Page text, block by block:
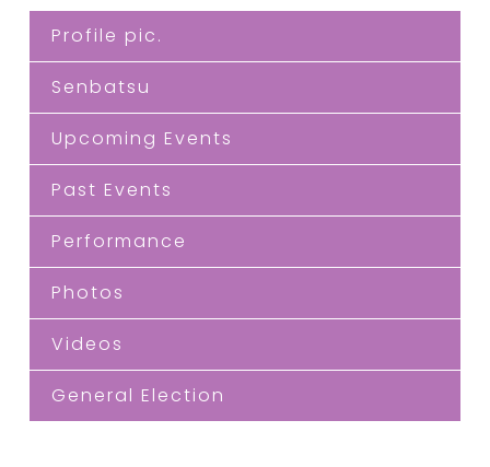
Profile pic.
Senbatsu
Upcoming Events
Past Events
Performance
Photos
Videos
General Election